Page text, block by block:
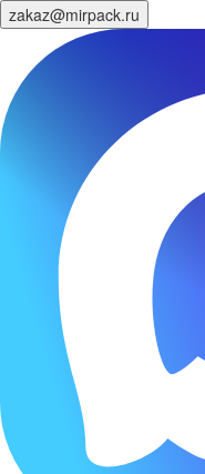
zakaz@mirpack.ru